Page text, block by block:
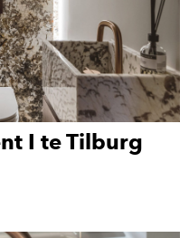
I te Tilburg